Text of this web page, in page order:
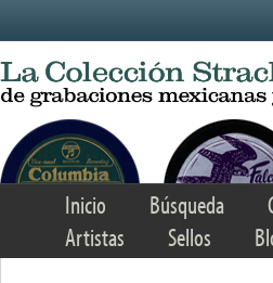
Inicio Búsqueda
Artistas
Sellos